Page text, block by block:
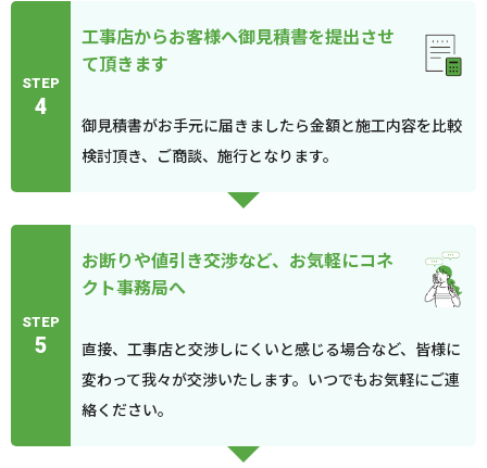
STEP
4
工事店からお客様へ御見積書を提出させ
て頂きます
御見積書がお手元に届きましたら金額と施工内容を比較
検討頂き、ご商談、施行となります。
STEP
5
お断りや値引き交渉など、お気軽にコネ
クト事務局へ
直接、工事店と交渉しにくいと感じる場合など、皆様に
変わって我々が交渉いたします。いつでもお気軽にご連
絡ください。